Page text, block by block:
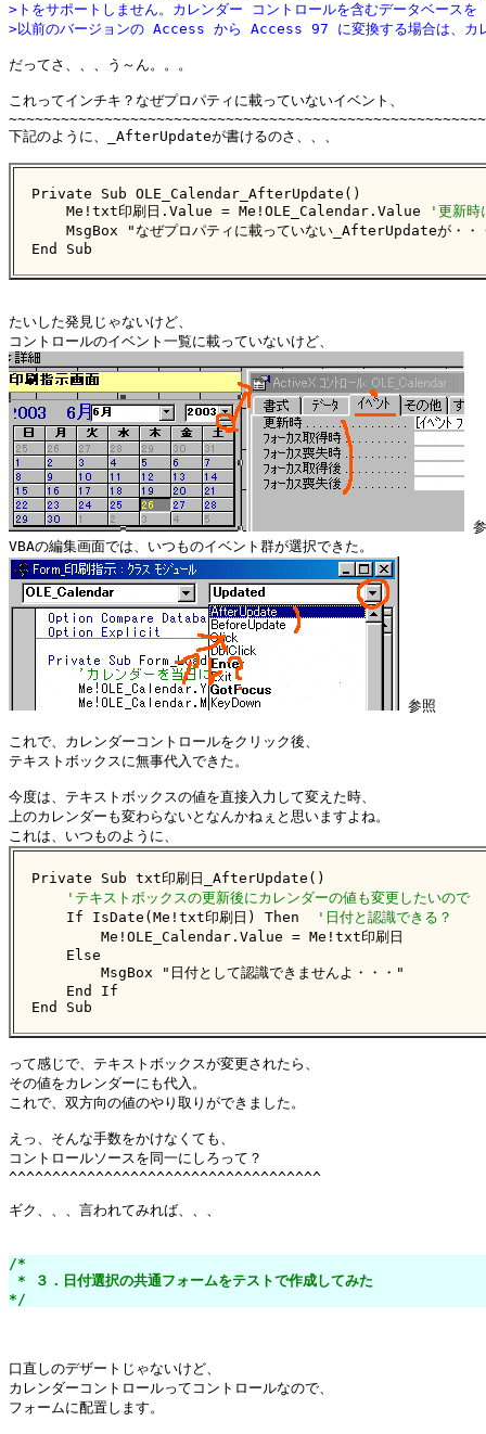
>トをサポートしません。カレンダー コントロールを含むデータベースを
>以前のバージョンの Access から Access 97 に変換する場合は、
だってさ、、、う～ん。。。
これってインチキ？なぜプロパティに載っていないイベント、
下記のように、_AfterUpdateが書けるのさ、、、
Private Sub OLE_Calendar_AfterUpdate()
    Me!txt印刷日.Value = Me!OLE_Calendar.Value
'更新時
MsgBox "なぜプロパティに載っていない_AfterUpdateが・・
End Sub
たいした発見じゃないけど、
参照
これで、カレンダーコントロールをクリック後、
テキストボックスに無事代入できた。
今度は、テキストボックスの値を直接入力して変えた時、
上のカレンダーも変わらないとなんかねぇと思いますよね。
Private Sub txt印刷日_AfterUpdate()
'テキストボックスの更新後にカレンダーの値も変更したいので
    If IsDate(Me!txt印刷日) Then
'日付と認識できる？
        Me!OLE_Calendar.Value = Me!txt印刷日
    Else
        MsgBox "日付として認識できませんよ・・・"
    End If
End Sub
って感じで、テキストボックスが変更されたら、
その値をカレンダーにも代入。
これで、双方向の値のやり取りができました。
えっ、そんな手数をかけなくても、
コントロールソースを同一にしろって？
^^^^^^^^^^^^^^^^^^^^^^^^^^^^^^^^^^^^
ギク、、、言われてみれば、、、
/*
* ３．日付選択の共通フォームをテストで作成してみた
*/
口直しのデザートじゃないけど、
カレンダーコントロールってコントロールなので、
フォームに配置します。